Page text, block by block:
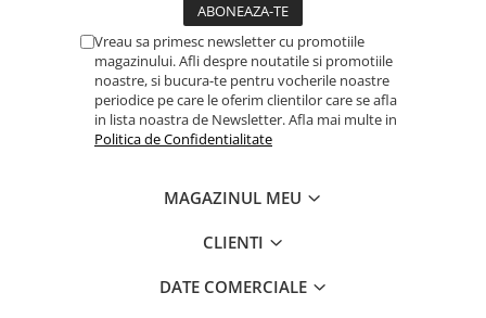
Accesorii pentru tubulare
Scule de mana
Burghie/accesorii
Perii/Perii de Sarma
Poansoane / Punctatoare /
Instrumente de Taiat, Lipit
Vreau sa primesc newsletter cu promotiile
magazinului. Afli despre noutatile si promotiile
noastre, si bucura-te pentru vocherile noastre
periodice pe care le oferim clientilor care se afla
in lista noastra de Newsletter. Afla mai multe in
Politica de Confidentialitate
MAGAZINUL MEU
CLIENTI
DATE COMERCIALE